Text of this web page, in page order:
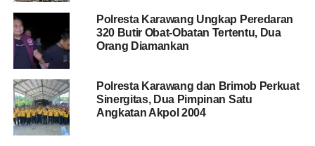
Polresta Karawang Ungkap Peredaran
320 Butir Obat-Obatan Tertentu, Dua
Orang Diamankan
Polresta Karawang dan Brimob Perkuat
Sinergitas, Dua Pimpinan Satu
Angkatan Akpol 2004